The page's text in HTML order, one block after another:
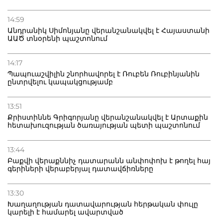
14:59
Անդրանիկ Սիմոնյանը վերանշանակվել է Հայաստանի
ԱԱԾ տնօրենի պաշտոնում
14:17
Պապուաշվիլին շնորհավորել է Ռուբեն Ռուբինյանին
ընտրվելու կապակցությամբ
13:51
Քրիստիննե Գրիգորյանը վերանշանակվել է Արտաքին
հետախուզության ծառայության պետի պաշտոնում
13:44
Բաքվի վերաքննիչ դատարանն անփոփոխ է թողել հայ
գերիների վերաբերյալ դատավճիռները
13:30
Խաղաղության դատավարության հերթական փուլը
կարելի է համարել ավարտված